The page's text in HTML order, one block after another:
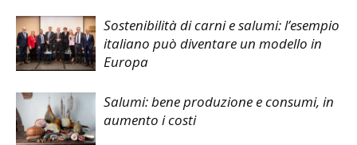
Sostenibilità di carni e salumi: l’esempio
italiano può diventare un modello in
Europa
Salumi: bene produzione e consumi, in
aumento i costi